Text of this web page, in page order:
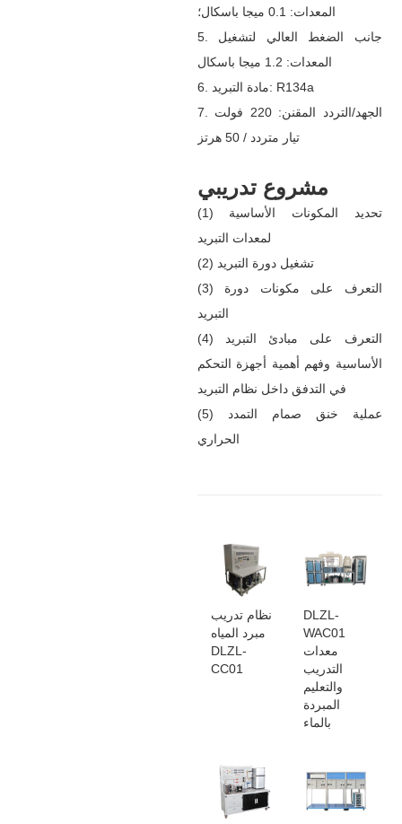
المعدات: 0.1 ميجا باسكال؛
5. جانب الضغط العالي لتشغيل
المعدات: 1.2 ميجا باسكال
6. مادة التبريد: R134a
7. الجهد/التردد المقنن: 220 فولت
تيار متردد / 50 هرتز
مشروع تدريبي
(1) تحديد المكونات الأساسية
لمعدات التبريد
(2) تشغيل دورة التبريد
(3) التعرف على مكونات دورة
التبريد
(4) التعرف على مبادئ التبريد
الأساسية وفهم أهمية أجهزة التحكم
في التدفق داخل نظام التبريد
(5) عملية خنق صمام التمدد
الحراري
نظام تدريب
مبرد المياه
DLZL-
CC01
DLZL-
WAC01
معدات
التدريب
والتعليم
المبردة
بالماء